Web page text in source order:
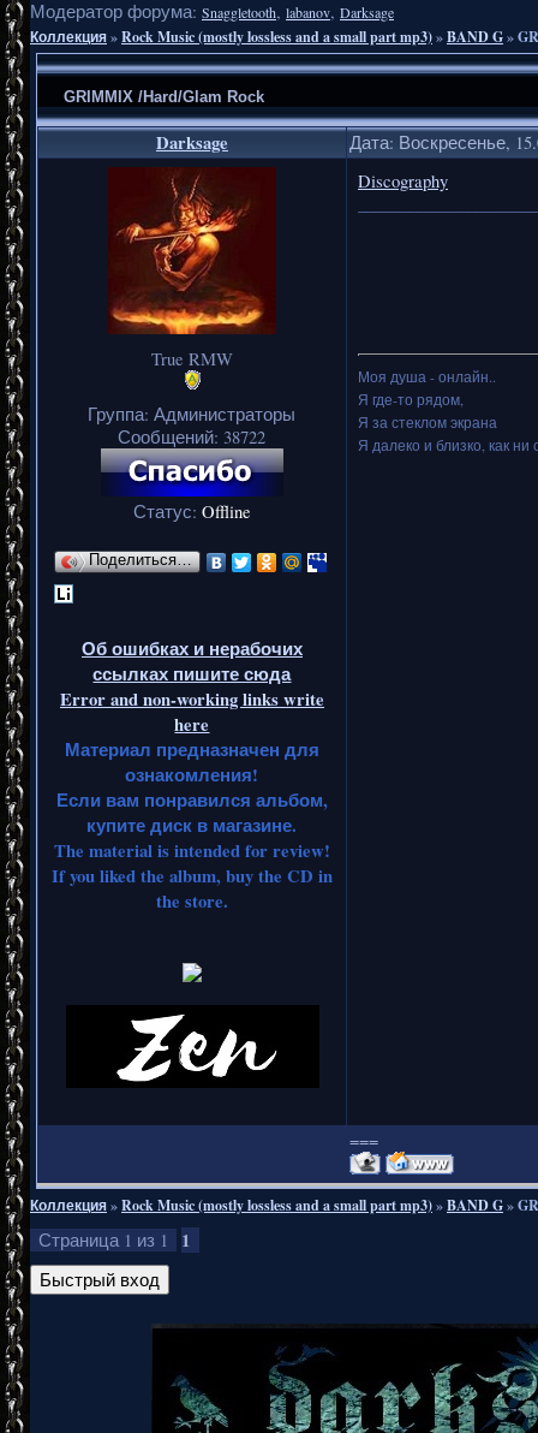
Модератор форума: Snaggletooth, labanov, Darksage
Коллекция»Rock Music (mostly lossless and a small part mp3)»BAND G»
GRIMMIX /Hard/Glam Rock
Darksage Дата: Воскресенье,
True RMW
Группа: Администраторы
Сообщений: 38722
Статус: Offline
Поделиться…
Об ошибках и нерабочих
ссылках пишите сюда
Error and non-working links write
here
Материал предназначен для
ознакомления!
Если вам понравился альбом,
купите диск в магазине.
The material is intended for review!
If you liked the album, buy the CD in
the store.
Discography
Моя душа - онлайн..
Я где-то рядом,
Я за стеклом экрана
Я далеко и близко, как ни
===
Коллекция»Rock Music (mostly lossless and a small part mp3)»BAND G»
Страница 1 из 1 1